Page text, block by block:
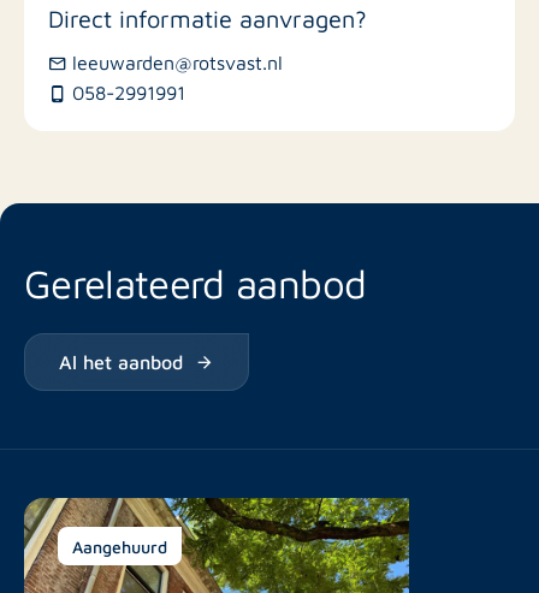
Busstations
Direct informatie aanvragen?
leeuwarden@rotsvast.nl
058-2991991
Gerelateerd aanbod
Al het aanbod
Aangehuurd